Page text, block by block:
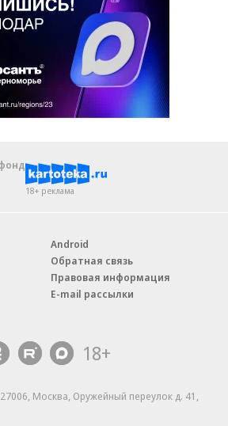
18+ реклама
Android
Обратная связь
Правовая информация
E-mail рассылки
18+
Москва, Оружейный переулок д. 41,